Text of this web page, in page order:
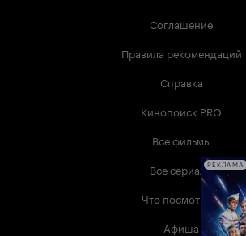
Соглашение
Правила рекомендаций
Справка
Кинопоиск PRO
Все фильмы
Все сериалы
Что посмотреть
Афиша
РЕКЛАМА